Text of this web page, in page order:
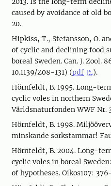
caused by avoidance of old
20.
Hipkiss, T., Stefansson, O.
of cyclic and declining food
boreal Sweden. Can. J. Zool.
10.1139/Z08-131) (pdf
).
Hörnfeldt, B. 1995. Long-
cyclic voles in northern
Världsnaturfonden WWF Nr.
Hörnfeldt, B. 1998.
minskande sorkstammar!
Hörnfeldt, B. 2004. Long-
cyclic voles in boreal
of hypotheses. Oikos107: